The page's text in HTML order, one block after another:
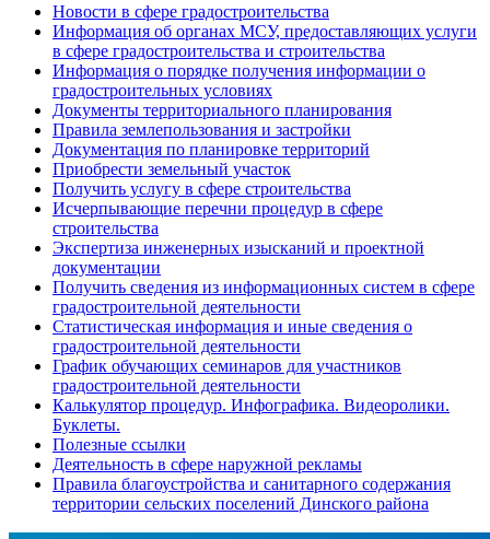
Новости в сфере градостроительства
Информация об органах МСУ, предоставляющих услуги
в сфере градостроительства и строительства
Информация о порядке получения информации о
градостроительных условиях
Документы территориального планирования
Правила землепользования и застройки
Документация по планировке территорий
Приобрести земельный участок
Получить услугу в сфере строительства
Исчерпывающие перечни процедур в сфере
строительства
Экспертиза инженерных изысканий и проектной
документации
Получить сведения из информационных систем в сфере
градостроительной деятельности
Статистическая информация и иные сведения о
градостроительной деятельности
График обучающих семинаров для участников
градостроительной деятельности
Калькулятор процедур. Инфографика. Видеоролики.
Буклеты.
Полезные ссылки
Деятельность в сфере наружной рекламы
Правила благоустройства и санитарного содержания
территории сельских поселений Динского района